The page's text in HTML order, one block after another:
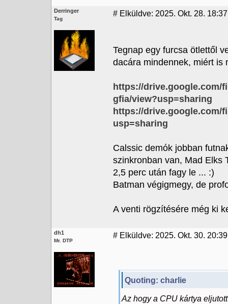
Derringer
Tag
# Elküldve: 2025. Okt. 28. 18:37
Tegnap egy furcsa ötlettől
dacára mindennek, miért is
https://drive.google.com/
gfia/view?usp=sharing
https://drive.google.com/
usp=sharing
Calssic demók jobban
szinkronban van, Mad Elks
2,5 perc után fagy le ... :)
Batman végigmegy, de
A venti rögzítésére még ki
dh1
Mr. DTP
# Elküldve: 2025. Okt. 30. 20:39
Quoting: charlie
Az hogy a CPU kártya